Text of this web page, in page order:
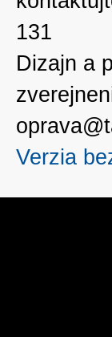
131
Dizajn a
Verzia